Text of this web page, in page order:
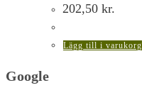
202,50 kr.
Lägg till i varukorg
Google